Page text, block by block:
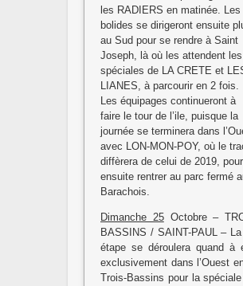
les RADIERS en matinée. Les
bolides se dirigeront ensuite
au Sud pour se rendre à Saint
Joseph, là où les attendent les
spéciales de LA CRETE et
LIANES, à parcourir en 2 fois.
Les équipages continueront à
faire le tour de l’ile, puisque la
journée se terminera dans
avec LON-MON-POY, où le
diffèrera de celui de 2019, pour
ensuite rentrer au parc fermé
Barachois.
Dimanche 25Octobre –
BASSINS / SAINT-PAUL –
étape se déroulera quand à
exclusivement dans l’Ouest
Trois-Bassins pour la